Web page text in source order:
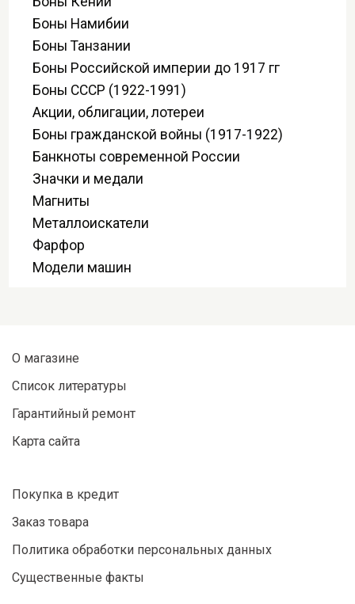
Боны Намибии
Боны Танзании
Боны Российской империи до 1917 гг
Боны СССР (1922-1991)
Акции, облигации, лотереи
Боны гражданской войны (1917-1922)
Банкноты современной России
Значки и медали
Магниты
Металлоискатели
Фарфор
Модели машин
О магазине
Список литературы
Гарантийный ремонт
Карта сайта
Покупка в кредит
Заказ товара
Политика обработки персональных данных
Существенные факты